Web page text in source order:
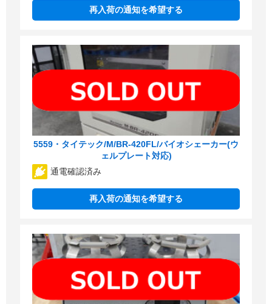
再入荷の通知を希望する
5559・タイテック/M/BR-420FL/バイオシェーカー(ウ
ェルプレート対応)
通電確認済み
再入荷の通知を希望する